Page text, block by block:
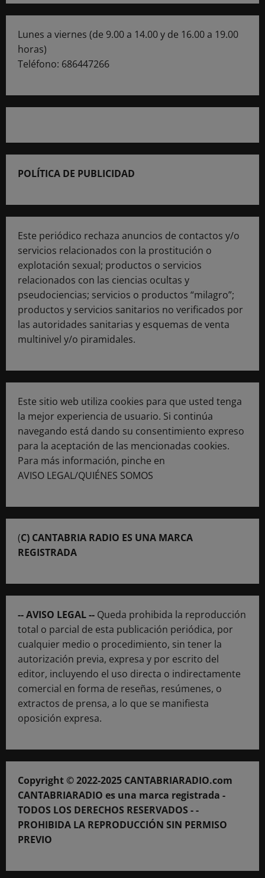
Lunes a viernes (de 9.00 a 14.00 y de 16.00 a 19.00
horas)
Teléfono: 686447266
POLÍTICA DE PUBLICIDAD
Este periódico rechaza anuncios de contactos y/o
servicios relacionados con la prostitución o
explotación sexual; productos o servicios
relacionados con las ciencias ocultas y
pseudociencias; servicios o productos “milagro”;
productos y servicios sanitarios no verificados por
las autoridades sanitarias y esquemas de venta
multinivel y/o piramidales.
Este sitio web utiliza cookies para que usted tenga
la mejor experiencia de usuario. Si continúa
navegando está dando su consentimiento expreso
para la aceptación de las mencionadas cookies.
Para más información, pinche en
AVISO LEGAL/QUIÉNES SOMOS
(C) CANTABRIA RADIO ES UNA MARCA
REGISTRADA
-- AVISO LEGAL -- Queda prohibida la reproducción
total o parcial de esta publicación periódica, por
cualquier medio o procedimiento, sin tener la
autorización previa, expresa y por escrito del
editor, incluyendo el uso directa o indirectamente
comercial en forma de reseñas, resúmenes, o
extractos de prensa, a lo que se manifiesta
oposición expresa.
Copyright © 2022-2025 CANTABRIARADIO.com
CANTABRIARADIO es una marca registrada -
TODOS LOS DERECHOS RESERVADOS - -
PROHIBIDA LA REPRODUCCIÓN SIN PERMISO
PREVIO